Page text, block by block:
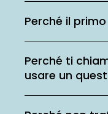
Perché il
Perché ti
usare un